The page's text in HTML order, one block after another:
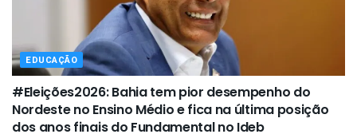
EDUCAÇÃO
#Eleições2026: Bahia tem pior desempenho do
Nordeste no Ensino Médio e fica na última posição
dos anos finais do Fundamental no Ideb